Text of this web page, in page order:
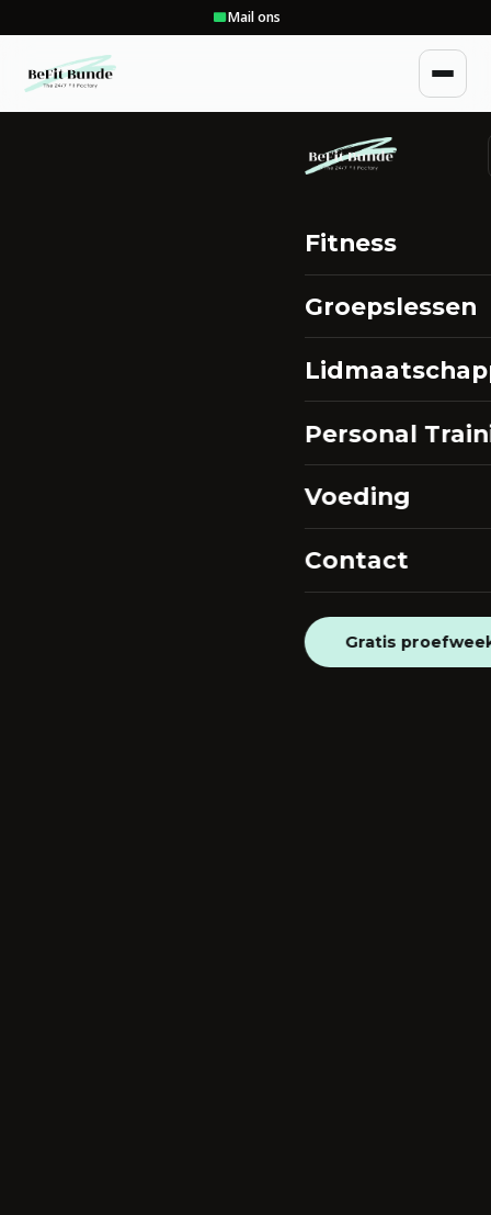
Mail ons
Fitness
Groepslessen
Personal
Voeding
Contact
Gratis